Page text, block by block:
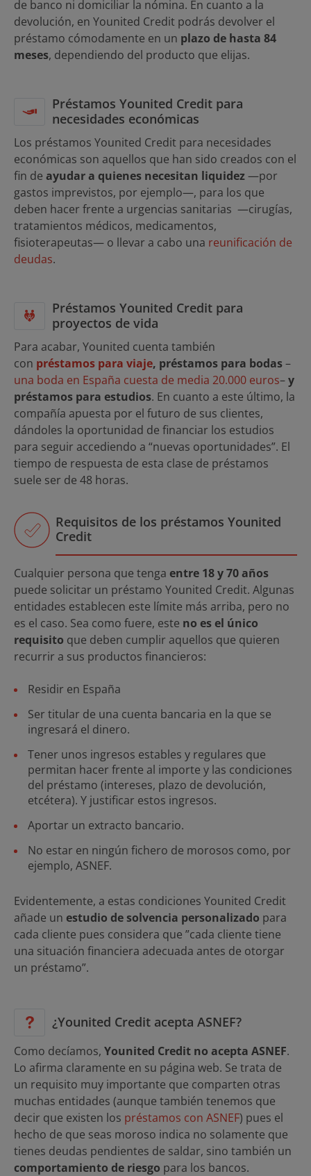
de banco ni domiciliar la nómina. En cuanto a la
devolución, en Younited Credit podrás devolver el
préstamo cómodamente en un plazo de hasta 84
meses, dependiendo del producto que elijas.
Préstamos Younited Credit para
necesidades económicas
Los préstamos Younited Credit para necesidades
económicas son aquellos que han sido creados con el
fin de ayudar a quienes necesitan liquidez—por
gastos imprevistos, por ejemplo—, para los que
deben hacer frente a urgencias sanitarias —cirugías,
tratamientos médicos, medicamentos,
fisioterapeutas— o llevar a cabo una reunificación de
deudas.
Préstamos Younited Credit para
proyectos de vida
Para acabar, Younited cuenta también
con préstamos para viaje, préstamos para bodas–
una boda en España cuesta de media 20.000 euros–y
préstamos para estudios. En cuanto a este último, la
compañía apuesta por el futuro de sus clientes,
dándoles la oportunidad de financiar los estudios
para seguir accediendo a “nuevas oportunidades”. El
tiempo de respuesta de esta clase de préstamos
suele ser de 48 horas.
Requisitos de los préstamos Younited
Credit
Cualquier persona que tenga entre 18 y 70 años
puede solicitar un préstamo Younited Credit. Algunas
entidades establecen este límite más arriba, pero no
es el caso. Sea como fuere, este no es el único
requisito que deben cumplir aquellos que quieren
recurrir a sus productos financieros:
Residir en España
Ser titular de una cuenta bancaria en la que se
ingresará el dinero.
Tener unos ingresos estables y regulares que
permitan hacer frente al importe y las condiciones
del préstamo (intereses, plazo de devolución,
etcétera). Y justificar estos ingresos.
Aportar un extracto bancario.
No estar en ningún fichero de morosos como, por
ejemplo, ASNEF.
Evidentemente, a estas condiciones Younited Credit
añade un estudio de solvencia personalizado para
cada cliente pues considera que ”cada cliente tiene
una situación financiera adecuada antes de otorgar
un préstamo”.
¿Younited Credit acepta ASNEF?
Como decíamos, Younited Credit no acepta ASNEF.
Lo afirma claramente en su página web. Se trata de
un requisito muy importante que comparten otras
muchas entidades (aunque también tenemos que
decir que existen los préstamos con ASNEF) pues el
hecho de que seas moroso indica no solamente que
tienes deudas pendientes de saldar, sino también un
comportamiento de riesgo para los bancos.